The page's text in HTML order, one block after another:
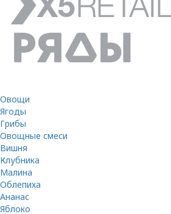
Овощи
Ягоды
Грибы
Овощные смеси
Вишня
Клубника
Малина
Облепиха
Ананас
Яблоко